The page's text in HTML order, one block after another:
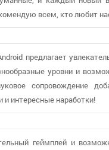
всем, кто любит
предлагает
уровни и
сопровождение
и интересные наработки!
геймплей и